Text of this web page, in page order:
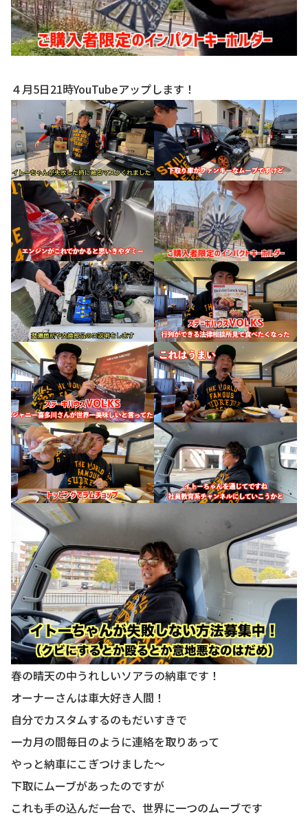
４月5日21時YouTubeアップします！
春の晴天の中うれしいソアラの納車です！
オーナーさんは車大好き人間！
自分でカスタムするのもだいすきで
一カ月の間毎日のように連絡を取りあって
やっと納車にこぎつけました〜
下取にムーブがあったのですが
これも手の込んだ一台で、世界に一つのムーブです